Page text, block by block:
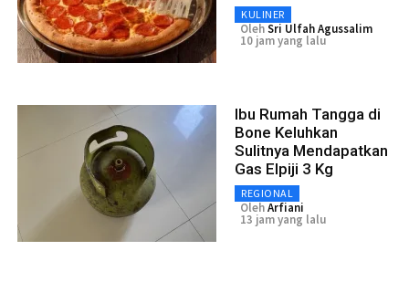
KULINER
OlehSri Ulfah Agussalim
10 jam yang lalu
Ibu Rumah Tangga di
Bone Keluhkan
Sulitnya Mendapatkan
Gas Elpiji 3 Kg
REGIONAL
OlehArfiani
13 jam yang lalu